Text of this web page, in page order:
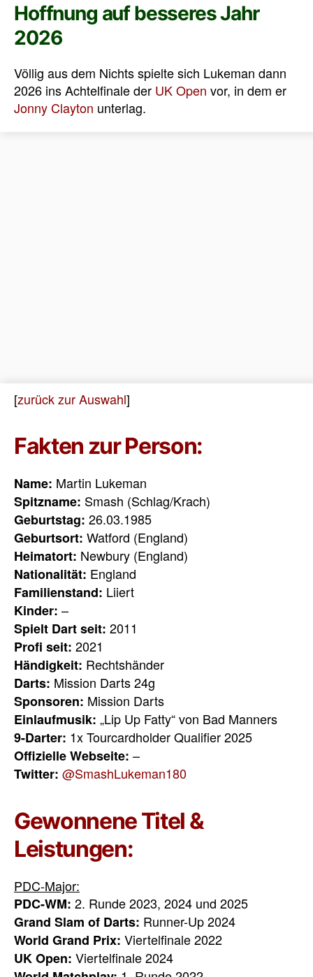
Hoffnung auf besseres Jahr
2026
Völlig aus dem Nichts spielte sich Lukeman dann
2026 ins Achtelfinale der UK Open vor, in dem er
Jonny Clayton unterlag.
[zurück zur Auswahl]
Fakten zur Person:
Name: Martin Lukeman
Spitzname: Smash (Schlag/Krach)
Geburtstag: 26.03.1985
Geburtsort: Watford (England)
Heimatort: Newbury (England)
Nationalität: England
Familienstand: Liiert
Kinder: –
Spielt Dart seit: 2011
Profi seit: 2021
Händigkeit: Rechtshänder
Darts: Mission Darts 24g
Sponsoren: Mission Darts
Einlaufmusik: „Lip Up Fatty“ von Bad Manners
9-Darter: 1x Tourcardholder Qualifier 2025
Offizielle Webseite: –
Twitter: @SmashLukeman180
Gewonnene Titel &
Leistungen:
PDC-Major:
PDC-WM: 2. Runde 2023, 2024 und 2025
Grand Slam of Darts: Runner-Up 2024
World Grand Prix: Viertelfinale 2022
UK Open: Viertelfinale 2024